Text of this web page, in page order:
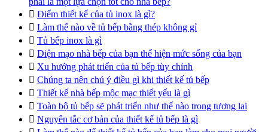
 Điểm thiết kế của tủ inox là gì?
 Làm thế nào về tủ bếp bằng thép không gỉ
 Tủ bếp inox là gì
 Diện mạo nhà bếp của bạn thể hiện mức sống của bạn
 Xu hướng phát triển của tủ bếp tùy chỉnh
 Chúng ta nên chú ý điều gì khi thiết kế tủ bếp
 Thiết kế nhà bếp mộc mạc thiết yếu là gì
 Toàn bộ tủ bếp sẽ phát triển như thế nào trong tương lai
 Nguyên tắc cơ bản của thiết kế tủ bếp là gì